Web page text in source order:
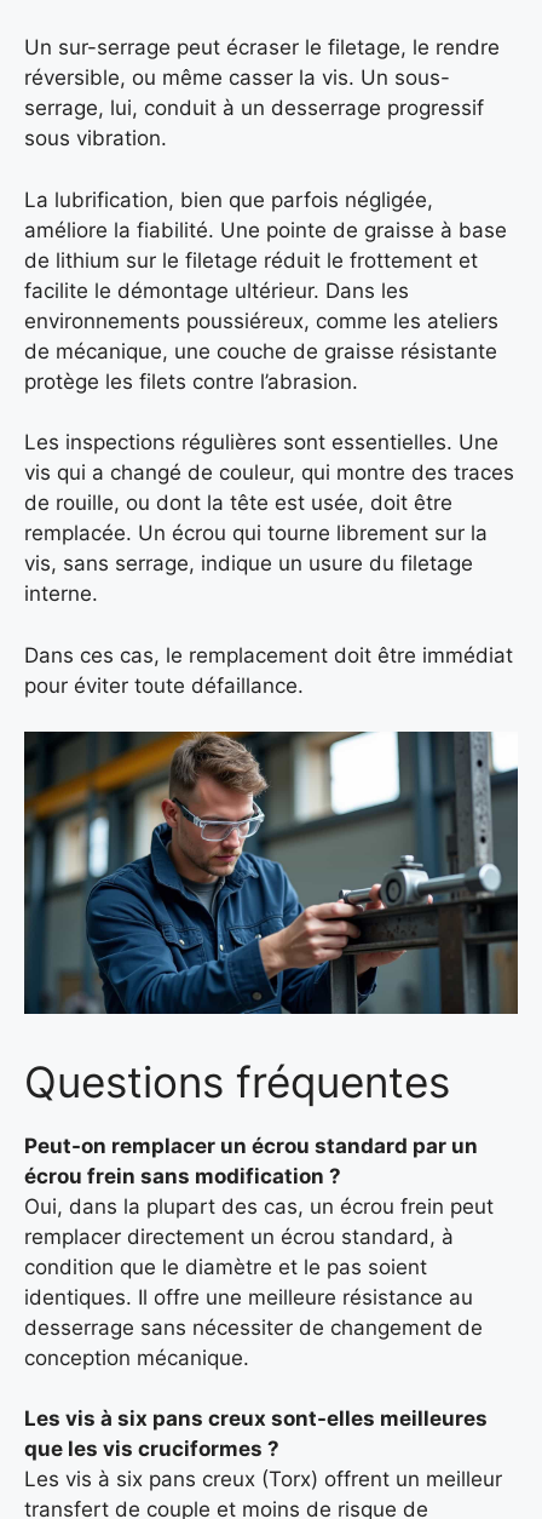
Un sur-serrage peut écraser le filetage, le rendre
réversible, ou même casser la vis. Un sous-
serrage, lui, conduit à un desserrage progressif
sous vibration.
La lubrification, bien que parfois négligée,
améliore la fiabilité. Une pointe de graisse à base
de lithium sur le filetage réduit le frottement et
facilite le démontage ultérieur. Dans les
environnements poussiéreux, comme les ateliers
de mécanique, une couche de graisse résistante
protège les filets contre l’abrasion.
Les inspections régulières sont essentielles. Une
vis qui a changé de couleur, qui montre des traces
de rouille, ou dont la tête est usée, doit être
remplacée. Un écrou qui tourne librement sur la
vis, sans serrage, indique un usure du filetage
interne.
Dans ces cas, le remplacement doit être immédiat
pour éviter toute défaillance.
Questions fréquentes
Peut-on remplacer un écrou standard par un
écrou frein sans modification ?
Oui, dans la plupart des cas, un écrou frein peut
remplacer directement un écrou standard, à
condition que le diamètre et le pas soient
identiques. Il offre une meilleure résistance au
desserrage sans nécessiter de changement de
conception mécanique.
Les vis à six pans creux sont-elles meilleures
que les vis cruciformes ?
Les vis à six pans creux (Torx) offrent un meilleur
transfert de couple et moins de risque de